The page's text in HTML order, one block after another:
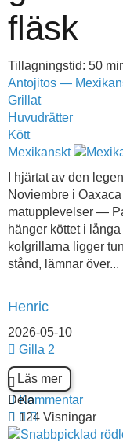
fläsk
Tillagningstid: 50
Antojitos —
Grillat
Huvudrätter
Kött
Mexikanskt
I hjärtat av den
Noviembre i
matupplevelser —
hänger köttet i
kolgrillarna ligger
stånd, lämnar över...
Henric
2026-05-10
Gilla 2
Läs mer
Kommentar
124 Visningar
Dela